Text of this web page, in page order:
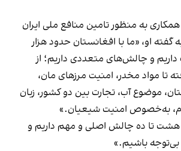
همکاری به منظور تامین منافع ملی ایران
گفته او، «ما با افغانستان حدود هزار
و چالش‌های متعددی داریم؛ از
تا مواد مخدر، امنیت مرزهای مان،
موضوع آب، تجارت بین دو کشور، زبان
به‌خصوص امنیت شیعیان.»
هشت تا ده چالش اصلی و مهم داریم و
بی‌توجه باشیم.»